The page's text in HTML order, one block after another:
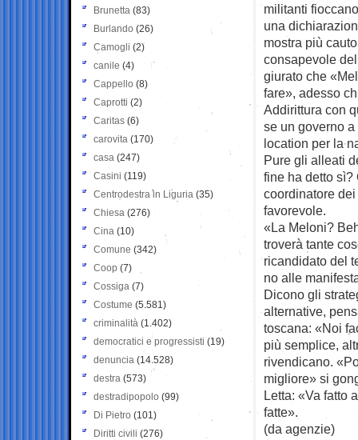
militanti
una
mostra più
consapevole
giurato che
fare», adesso
Addirittura con
se un governo
location per la
Pure gli alleati
fine ha detto
coordinatore
favorevole.
«La Meloni?
troverà tante
ricandidato del
no alle
Dicono gli
alternative,
toscana: «Noi
più semplice,
rivendicano.
migliore» si
Letta: «Va fatto
fatte».
(da agenzie)
Brunetta (83)
Burlando (26)
Camogli (2)
canile (4)
Cappello (8)
Caprotti (2)
Caritas (6)
carovita (170)
casa (247)
Casini (119)
Centrodestra in Liguria (35)
Chiesa (276)
Cina (10)
Comune (342)
Coop (7)
Cossiga (7)
Costume (5.581)
criminalità (1.402)
democratici e progressisti (19)
denuncia (14.528)
destra (573)
destradipopolo (99)
Di Pietro (101)
Diritti civili (276)